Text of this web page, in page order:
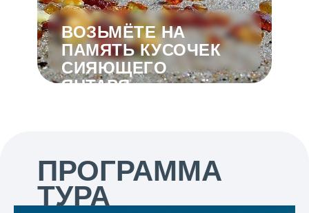
ВОЗЬМЁТЕ НА
ПАМЯТЬ КУСОЧЕК
СИЯЮЩЕГО
ЯНТАРЯ
ПРОГРАММА
ТУРА